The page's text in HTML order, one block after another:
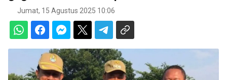
Jumat, 15 Agustus 2025 10:06